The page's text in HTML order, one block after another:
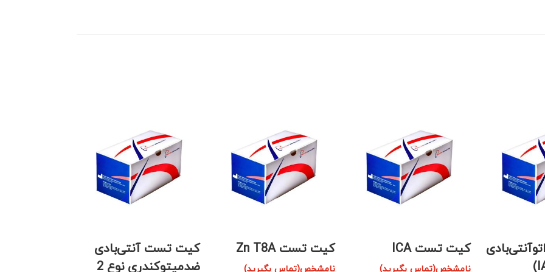
کیت تست ICA
نامشخص(تماس بگیرید)
کیت تست Zn T8A
نامشخص(تماس بگیرید)
کیت تست آنتی‌بادی
ضدمیتوکندری نوع 2